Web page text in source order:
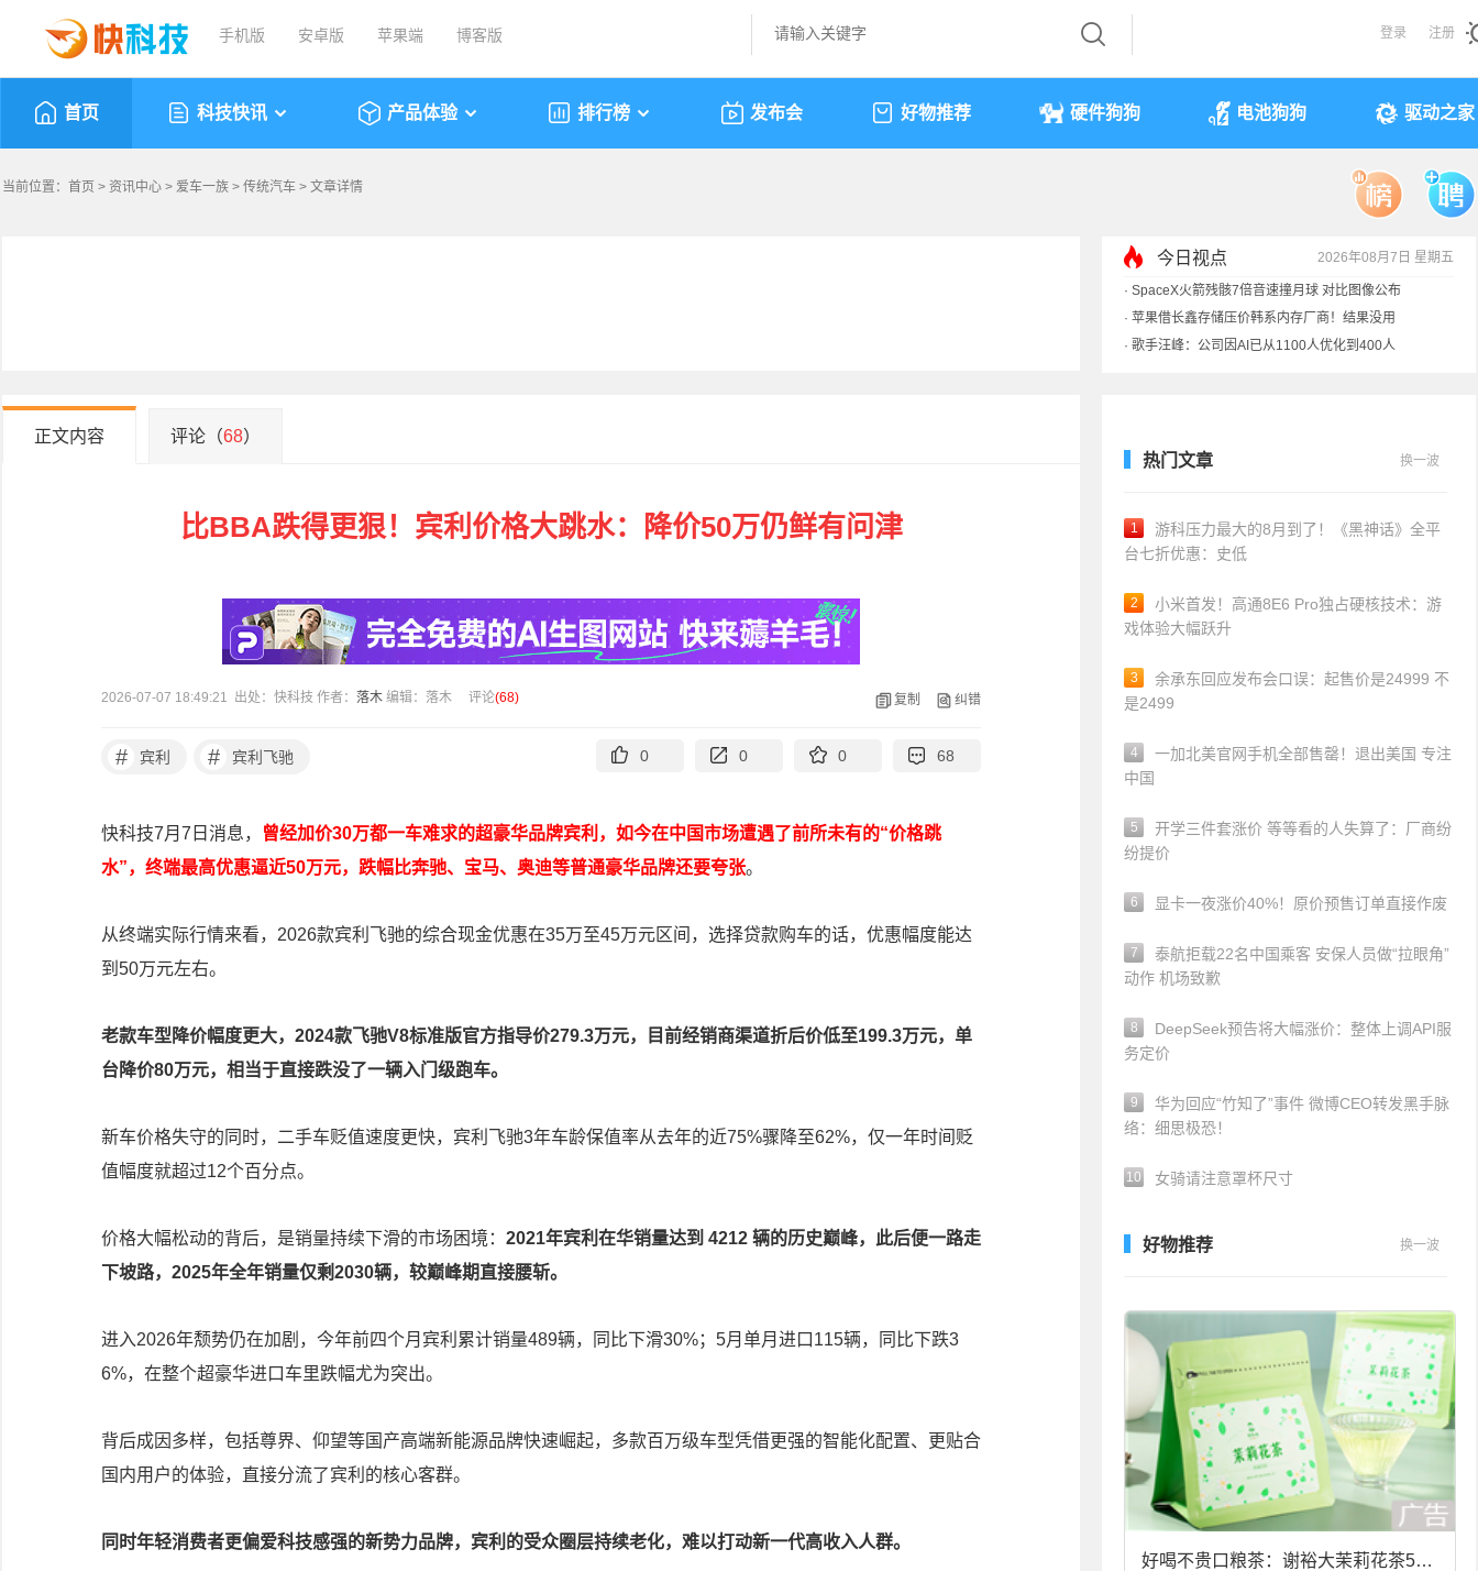
手机版 安卓版 苹果端 博客版 登录 注册
首页 科技快讯 产品体验 排行榜 发布会 好物推荐 硬件狗狗 电池狗狗 驱动之家
当前位置： 首页 > 资讯中心 > 爱车一族 > 传统汽车 > 文章详情
今日视点 2026年08月7日 星期五
· SpaceX火箭残骸7倍音速撞月球 对比图像公布
· 苹果借长鑫存储压价韩系内存厂商！结果没用
· 歌手汪峰：公司因AI已从1100人优化到400人
正文内容 评论（68）
比BBA跌得更狠！宾利价格大跳水：降价50万仍鲜有问津
2026-07-07 18:49:21 出处：快科技 作者： 落木 编辑：落木 评论(68) 复制 纠错
# 宾利 # 宾利飞驰 0 0 0 68
快科技7月7日消息，
曾经加价30万都一车难求的超豪华品牌宾利，如今在中国市场遭遇了前所未有的“价格跳
水”，终端最高优惠逼近50万元，跌幅比奔驰、宝马、奥迪等普通豪华品牌还要夸张。
从终端实际行情来看，2026款宾利飞驰的综合现金优惠在35万至45万元区间，选择贷款购车的话，优惠幅度能达
到50万元左右。
老款车型降价幅度更大，2024款飞驰V8标准版官方指导价279.3万元，目前经销商渠道折后价低至199.3万元，单
台降价80万元，相当于直接跌没了一辆入门级跑车。
新车价格失守的同时，二手车贬值速度更快，宾利飞驰3年车龄保值率从去年的近75%骤降至62%，仅一年时间贬
值幅度就超过12个百分点。
价格大幅松动的背后，是销量持续下滑的市场困境： 2021年宾利在华销量达到 4212 辆的历史巅峰，此后便一路走
下坡路，2025年全年销量仅剩2030辆，较巅峰期直接腰斩。
进入2026年颓势仍在加剧，今年前四个月宾利累计销量489辆，同比下滑30%；5月单月进口115辆，同比下跌3
6%，在整个超豪华进口车里跌幅尤为突出。
背后成因多样，包括尊界、仰望等国产高端新能源品牌快速崛起，多款百万级车型凭借更强的智能化配置、更贴合
国内用户的体验，直接分流了宾利的核心客群。
同时年轻消费者更偏爱科技感强的新势力品牌，宾利的受众圈层持续老化，难以打动新一代高收入人群。
热门文章 换一波
1
游科压力最大的8月到了！《黑神话》全平
台七折优惠：史低
2
小米首发！高通8E6 Pro独占硬核技术：游
戏体验大幅跃升
3
余承东回应发布会口误：起售价是24999 不
是2499
4
一加北美官网手机全部售罄！退出美国 专注
中国
5
开学三件套涨价 等等看的人失算了：厂商纷
纷提价
6 显卡一夜涨价40%！原价预售订单直接作废
7
泰航拒载22名中国乘客 安保人员做“拉眼角”
动作 机场致歉
8
DeepSeek预告将大幅涨价：整体上调API服
务定价
9
华为回应“竹知了”事件 微博CEO转发黑手脉
络：细思极恐！
10 女骑请注意罩杯尺寸
好物推荐 换一波
好喝不贵口粮茶：谢裕大茉莉花茶50g